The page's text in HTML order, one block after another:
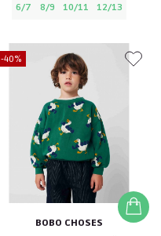
6/7 8/9 10/11 12/13
-40%
BOBO CHOSES